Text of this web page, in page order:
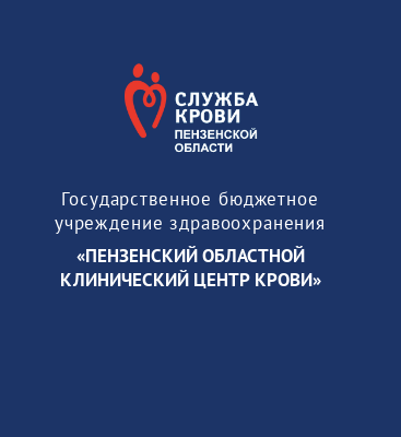
Государственное бюджетное
учреждение здравоохранения
«ПЕНЗЕНСКИЙ ОБЛАСТНОЙ
КЛИНИЧЕСКИЙ ЦЕНТР КРОВИ»